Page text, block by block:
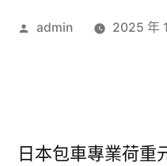
作
admin 2025 年
日本包車專業荷重